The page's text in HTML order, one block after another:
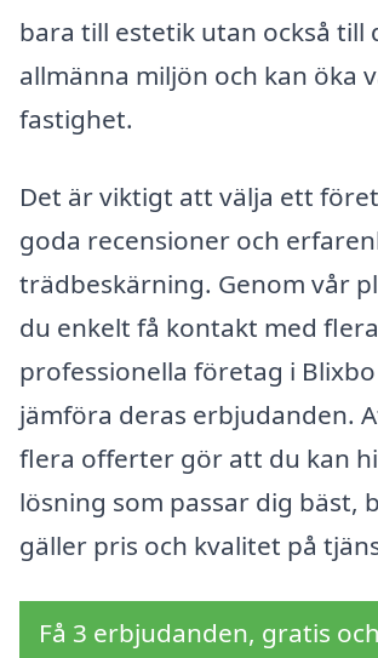
bara till estetik utan också till
allmänna miljön och kan öka
fastighet.
Det är viktigt att välja ett
goda recensioner och
trädbeskärning. Genom vår
du enkelt få kontakt med flera
professionella företag i
jämföra deras erbjudanden.
flera offerter gör att du kan
lösning som passar dig bäst,
gäller pris och kvalitet på
Få 3 erbjudanden, gratis